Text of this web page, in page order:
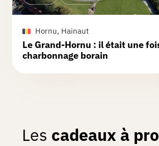
Hornu, Hainaut
Le Grand-Hornu : il était une
charbonnage borain
Les cadeaux à